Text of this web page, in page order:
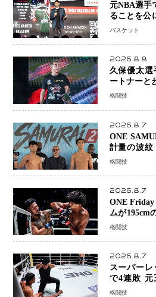
元NBA選手
ることを公
ーがWNBA
バスケット
2026.8.8
久保優太選
ートナーと
生活を支え
格闘技
2026.8.7
ONE
計量の波紋
ーは契約体
格闘技
2026.8.7
ONE Friday
ムが195cm
ン奪取！猛
格闘技
2026.8.7
スーパー
で4連敗
「アクシデ
格闘技